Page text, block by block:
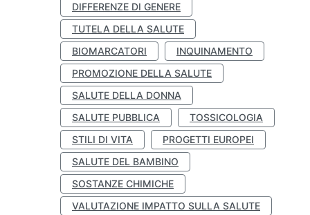
DIFFERENZE DI GENERE
TUTELA DELLA SALUTE
BIOMARCATORI
INQUINAMENTO
PROMOZIONE DELLA SALUTE
SALUTE DELLA DONNA
SALUTE PUBBLICA
TOSSICOLOGIA
STILI DI VITA
PROGETTI EUROPEI
SALUTE DEL BAMBINO
SOSTANZE CHIMICHE
VALUTAZIONE IMPATTO SULLA SALUTE